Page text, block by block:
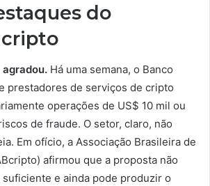
do
agradou. Há uma semana, o Banco
prestadores de serviços de cripto
operações de US$ 10 mil ou
de fraude. O setor, claro, não
Em ofício, a Associação Brasileira de
afirmou que a proposta não
e ainda pode produzir o